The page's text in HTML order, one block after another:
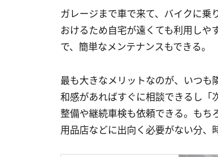
ガレージまで車で来て、バイクに乗
おけるため自宅が遠くても利用しや
で、簡単なメンテナンスもできる。
最も大きなメリットなのが、いつ
和感があればすぐに相談できるし「
整備や継続車検も依頼できる。も
用品店などに出向く必要がない分、